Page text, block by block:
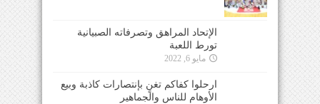
الإتحاد المراهق وتصرفاته الصبيانية
تورط اللعبة
مايو 6, 2022
ارحلوا كفاكم تغنٍ بإنتصارات كاذبة وبيع
الأوهام للناس والجماهير